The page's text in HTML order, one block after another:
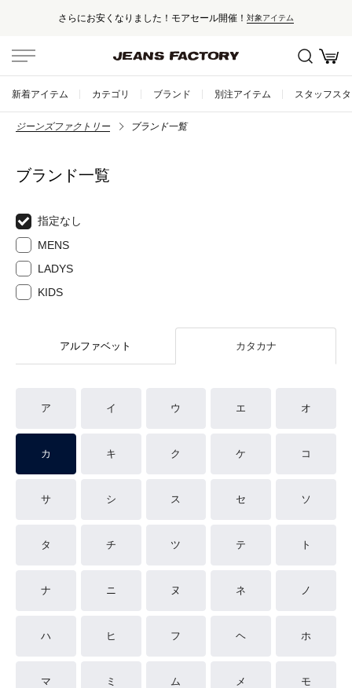
さらにお安くなりました！モアセール開催！ 対象アイテム
新着アイテム カテゴリ ブランド 別注アイテム スタッフス
ジーンズファクトリー ブランド一覧
ブランド一覧
指定なし
MENS
LADYS
KIDS
アルファベット カタカナ
ア イ ウ エ オ
カ キ ク ケ コ
サ シ ス セ ソ
タ チ ツ テ ト
ナ ニ ヌ ネ ノ
ハ ヒ フ ヘ ホ
マ ミ ム メ モ